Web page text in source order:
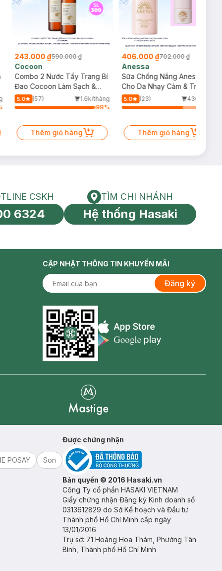
243.000 ₫590.000 ₫
Cocoon
Combo 2 Nước Tẩy Trang Bí
Đao Cocoon Làm Sạch &
Giảm Dầu 500ml
5.0 (57)
1.6k/tháng
98%
Thêm giỏ hàng
406.000 ₫702.000 ₫
Anessa
Sữa Chống Nắng Anessa
Cho Da Nhạy Cảm & Trẻ Em
60ml (Mới)
5.0 (23)
436/tháng
Thêm giỏ hàng
toàn cầu
HOTLINE CSKH
CSKH
6324
Tìm chi nhánh
TÌM CHI NHÁNH
Hệ thống Hasaki
CẬP NHẬT THÔNG TIN KHUYẾN MÃI
Đăng ký
Appstore icon
POSAY
Son
Được chứng nhận
Bản quyền © 2016 Hasaki.vn
Công Ty cổ phần HASAKI VIETNAM
Giấy chứng nhận Đăng ký Kinh doanh số
0313612829 do Sở Kế hoạch và Đầu tư
Thành phố Hồ Chí Minh cấp ngày
13/01/2016
Trụ sở: 71 Hoàng Hoa Thám, Phường Tân
Bình, Thành phố Hồ Chí Minh